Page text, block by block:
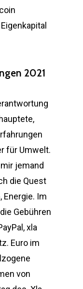
2021
für Umwelt.
jemand
die Quest
Energie. Im
Gebühren
xla
Euro im
von